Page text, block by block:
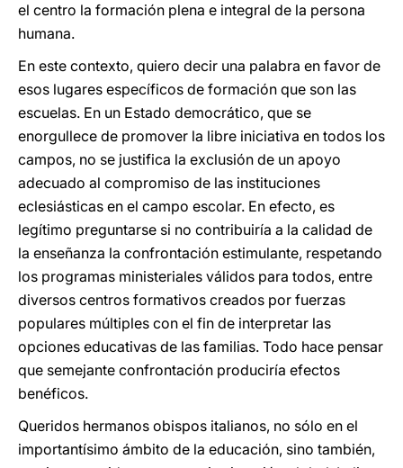
el centro la formación plena e integral de la persona
humana.
En este contexto, quiero decir una palabra en favor de
esos lugares específicos de formación que son las
escuelas. En un Estado democrático, que se
enorgullece de promover la libre iniciativa en todos los
campos, no se justifica la exclusión de un apoyo
adecuado al compromiso de las instituciones
eclesiásticas en el campo escolar. En efecto, es
legítimo preguntarse si no contribuiría a la calidad de
la enseñanza la confrontación estimulante, respetando
los programas ministeriales válidos para todos, entre
diversos centros formativos creados por fuerzas
populares múltiples con el fin de interpretar las
opciones educativas de las familias. Todo hace pensar
que semejante confrontación produciría efectos
benéficos.
Queridos hermanos obispos italianos, no sólo en el
importantísimo ámbito de la educación, sino también,